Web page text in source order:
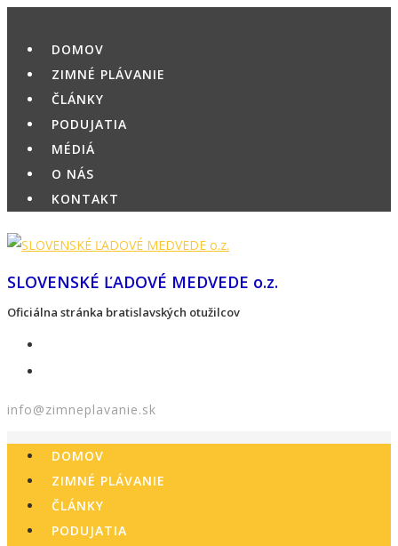
content
DOMOV
ZIMNÉ PLÁVANIE
ČLÁNKY
PODUJATIA
MÉDIÁ
O NÁS
KONTAKT
SLOVENSKÉ ĽADOVÉ MEDVEDE o.z.
Oficiálna stránka bratislavských otužilcov
info@zimneplavanie.sk
DOMOV
ZIMNÉ PLÁVANIE
ČLÁNKY
PODUJATIA